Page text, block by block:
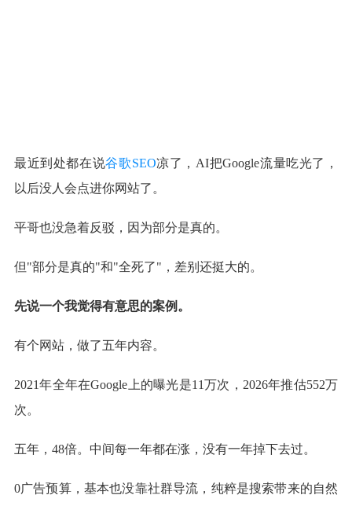
最近到处都在说谷歌SEO凉了，AI把Google流量吃光了，
以后没人会点进你网站了。
平哥也没急着反驳，因为部分是真的。
但"部分是真的"和"全死了"，差别还挺大的。
先说一个我觉得有意思的案例。
有个网站，做了五年内容。
2021年全年在Google上的曝光是11万次，2026年推估552万
次。
五年，48倍。中间每一年都在涨，没有一年掉下去过。
0广告预算，基本也没靠社群导流，纯粹是搜索带来的自然